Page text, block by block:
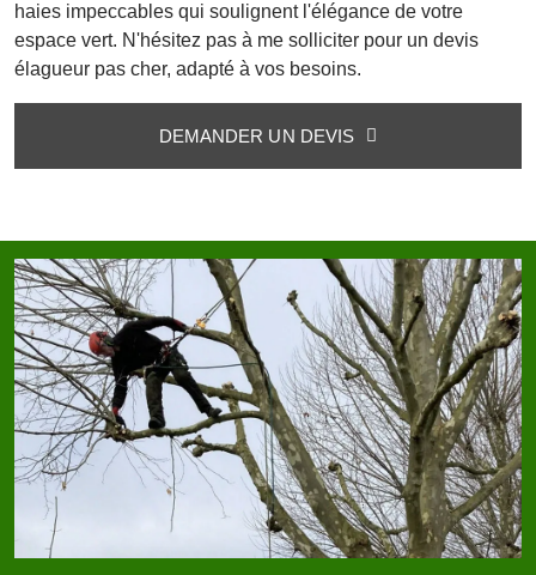
haies impeccables qui soulignent l'élégance de votre
espace vert. N'hésitez pas à me solliciter pour un devis
élagueur pas cher, adapté à vos besoins.
DEMANDER UN DEVIS